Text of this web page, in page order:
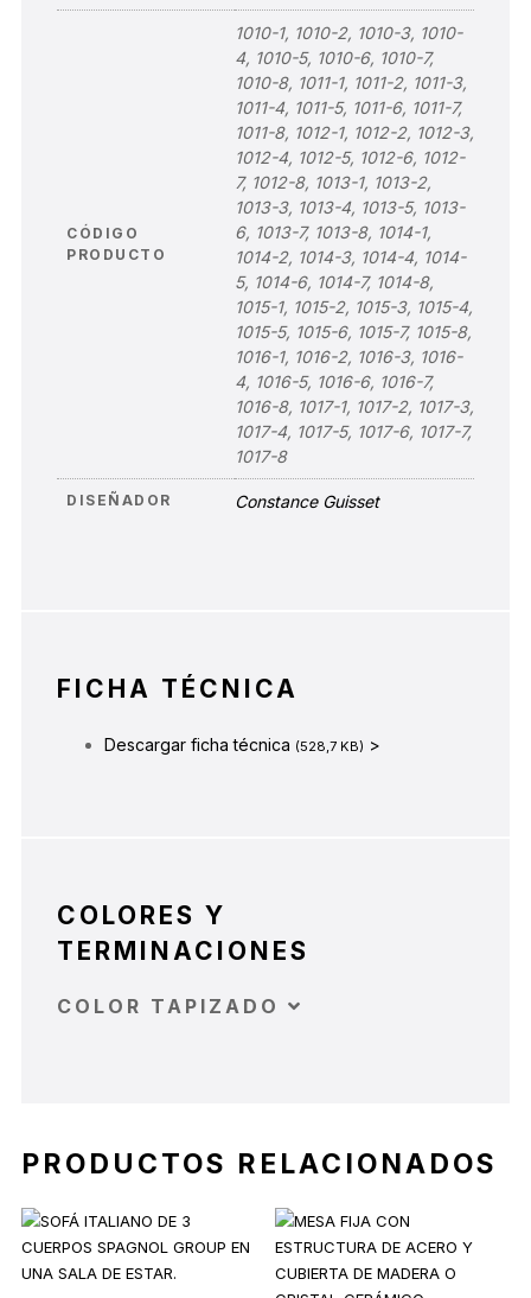
CÓDIGO
PRODUCTO
1010-1, 1010-2, 1010-3, 1010-
4, 1010-5, 1010-6, 1010-7,
1010-8, 1011-1, 1011-2, 1011-3,
1011-4, 1011-5, 1011-6, 1011-7,
1011-8, 1012-1, 1012-2, 1012-3,
1012-4, 1012-5, 1012-6, 1012-
7, 1012-8, 1013-1, 1013-2,
1013-3, 1013-4, 1013-5, 1013-
6, 1013-7, 1013-8, 1014-1,
1014-2, 1014-3, 1014-4, 1014-
5, 1014-6, 1014-7, 1014-8,
1015-1, 1015-2, 1015-3, 1015-4,
1015-5, 1015-6, 1015-7, 1015-8,
1016-1, 1016-2, 1016-3, 1016-
4, 1016-5, 1016-6, 1016-7,
1016-8, 1017-1, 1017-2, 1017-3,
1017-4, 1017-5, 1017-6, 1017-7,
1017-8
DISEÑADOR Constance Guisset
FICHA TÉCNICA
Descargar ficha técnica (528,7 KB) >
COLORES Y
TERMINACIONES
COLOR TAPIZADO
PRODUCTOS RELACIONADOS